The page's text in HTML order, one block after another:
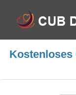
Kostenloses